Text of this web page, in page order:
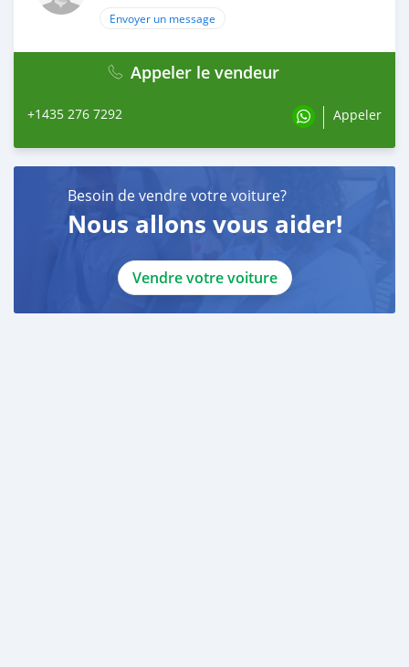
Envoyer un message
Appeler le vendeur
+1435 276 7292 Appeler
Besoin de vendre votre voiture?
Nous allons vous aider!
Vendre votre voiture